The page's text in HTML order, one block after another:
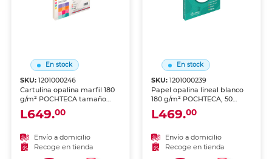
En stock
SKU:1201000246
Cartulina opalina marfil 180
g/m² POCHTECA tamaño
carta, 100 hojas. Superficie
sedosa nacarada en tono
invitaciones, tarjetas,
diplomas y material de
presentación elegante.
L649.00
Envío a domicilio
Recoge en tienda
En stock
SKU: 1201000239
Papel opalina lineal blanco
180 g/m² POCHTECA, 50
hojas. Acabado sedoso con
textura lineal en relieve.
diplomas, menús y material
de presentación elegante.
L469.00
Envío a domicilio
Recoge en tienda